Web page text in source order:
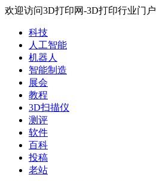
欢迎访问3D打印网-3D打印行业门户
科技
人工智能
机器人
智能制造
展会
教程
3D扫描仪
测评
软件
百科
投稿
老站